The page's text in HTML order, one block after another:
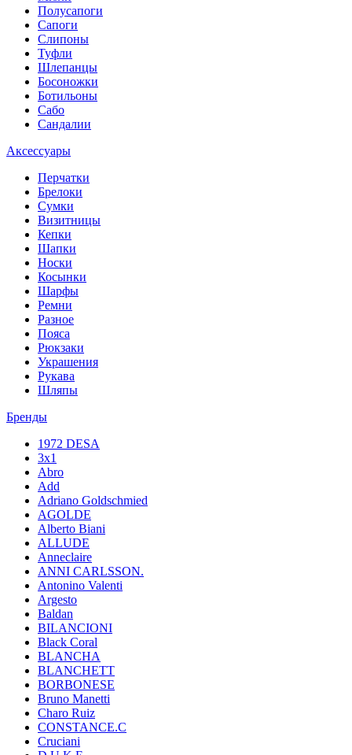
Полусапоги
Сапоги
Слипоны
Туфли
Шлепанцы
Босоножки
Ботильоны
Сабо
Сандалии
Аксессуары
Перчатки
Брелоки
Сумки
Визитницы
Кепки
Шапки
Носки
Косынки
Шарфы
Ремни
Разное
Пояса
Рюкзаки
Украшения
Рукава
Шляпы
Бренды
1972 DESA
3x1
Abro
Add
Adriano Goldschmied
AGOLDE
Alberto Biani
ALLUDE
Anneclaire
ANNI CARLSSON.
Antonino Valenti
Argesto
Baldan
BILANCIONI
Black Coral
BLANCHA
BLANCHETT
BORBONESE
Bruno Manetti
Charo Ruiz
CONSTANCE.C
Cruciani